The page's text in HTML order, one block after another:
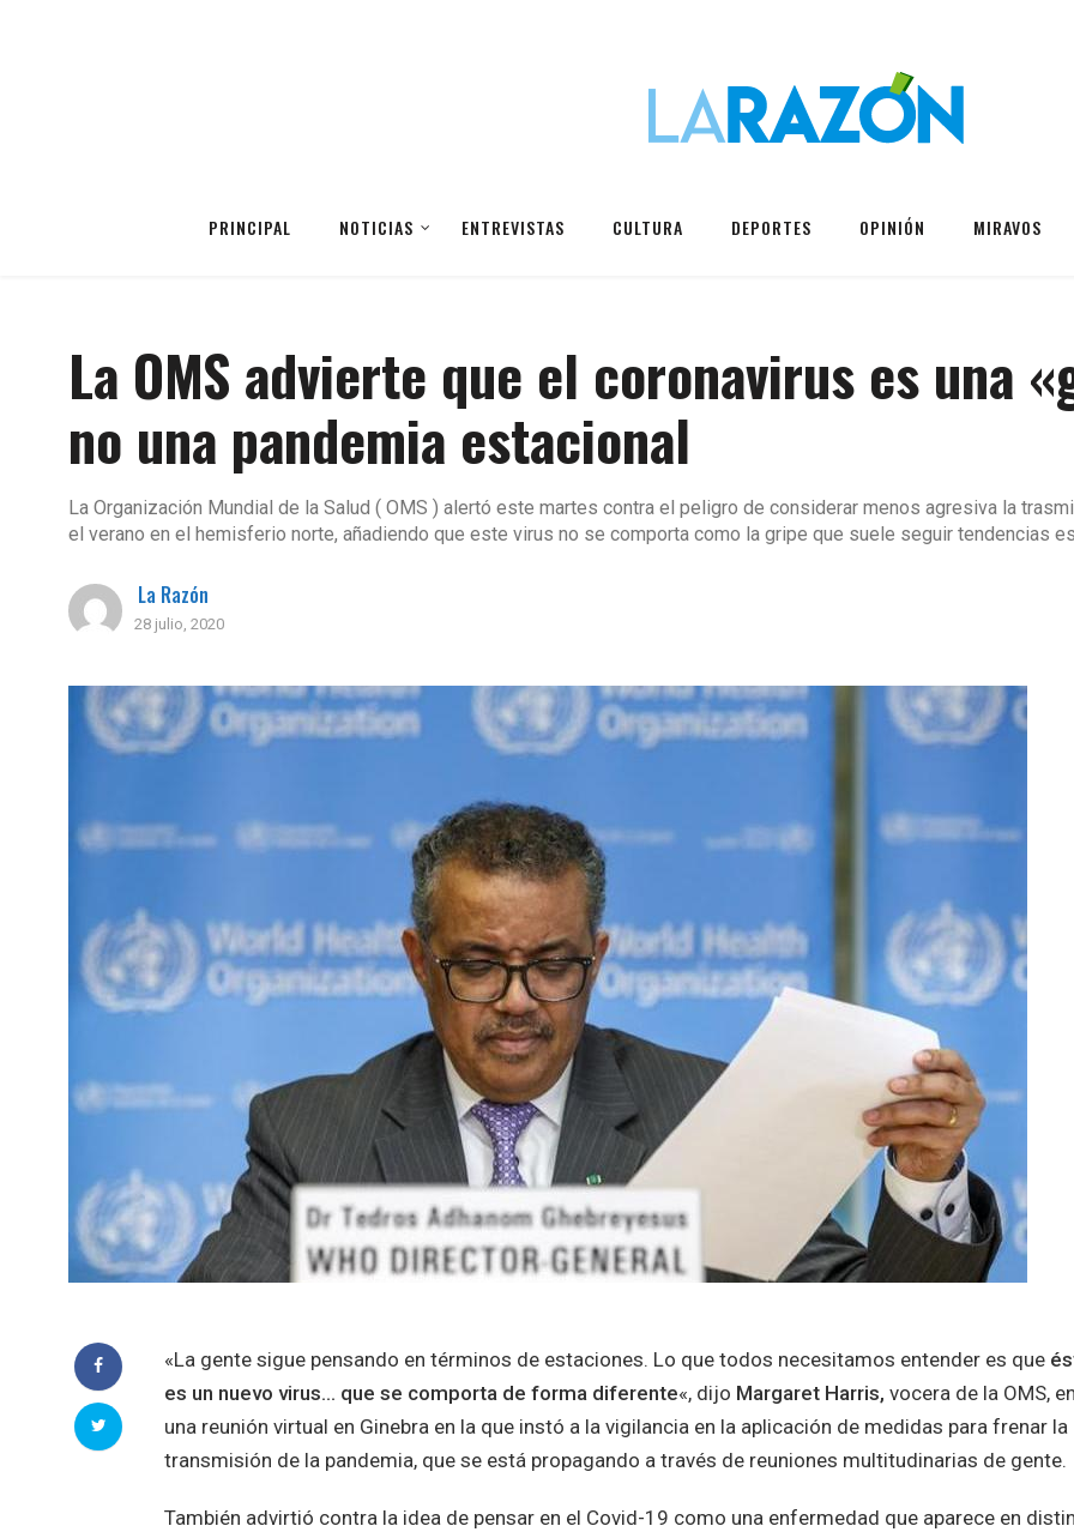
PRINCIPAL NOTICIAS ENTREVISTAS CULTURA DEPORTES OPINIÓN MIRAVOS
La OMS advierte que el coronavirus es una
no una pandemia estacional
La Organización Mundial de la Salud ( OMS ) alertó este martes contra el peligro de considerar menos agresiva la
el verano en el hemisferio norte, añadiendo que este virus no se comporta como la gripe que suele seguir tendencias
La Razón
28 julio, 2020
«La gente sigue pensando en términos de estaciones. Lo que todos necesitamos entender es que
es un nuevo virus… que se comporta de forma diferente«, dijo Margaret Harris, vocera de la OMS, en
una reunión virtual en Ginebra en la que instó a la vigilancia en la aplicación de medidas para frenar la
transmisión de la pandemia, que se está propagando a través de reuniones multitudinarias de gente.
También advirtió contra la idea de pensar en el Covid-19 como una enfermedad que aparece en